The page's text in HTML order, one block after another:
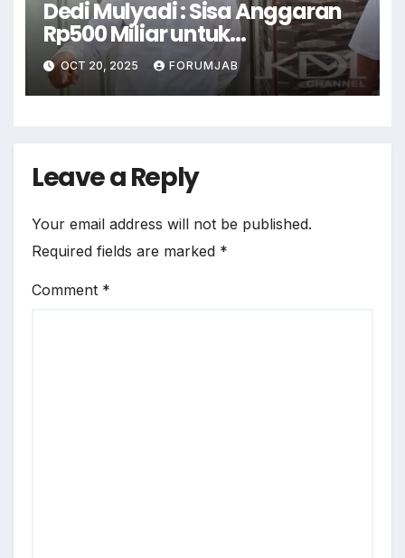
Dedi Mulyadi : Sisa Anggaran
Rp500 Miliar untuk
Infrastruktur
OCT 20, 2025 FORUMJAB
Leave a Reply
Your email address will not be published.
Required fields are marked *
Comment *